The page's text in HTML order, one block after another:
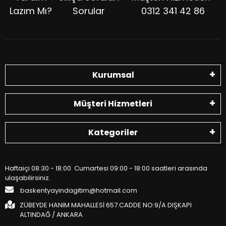
Lazım Mı?
Sorular
0312 341 42 86
Kurumsal
Müşteri Hizmetleri
Kategoriler
Haftaiçi 08:30 - 18:00 Cumartesi 09:00 - 18:00 saatleri arasında
ulaşabilirsiniz.
baskentyayindagitim@hotmail.com
ZÜBEYDE HANIM MAHALLESİ 657.CADDE NO:9/A DIŞKAPI
ALTINDAĞ / ANKARA